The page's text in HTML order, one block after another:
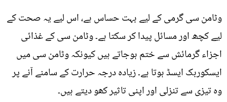
وٹامن سی گرمی کے لیے بہت حساس ہے، اس لیے یہ صحت کے
لیے کچھ اور مسائل پیدا کر سکتا ہے۔ وٹامن سی کے غذائی
اجزاء گرمائش سے ختم ہوجاتے ہیں کیونکہ وٹامن سی میں
ایسکوربک ایسڈ ہوتا ہے۔ زیادہ درجہ حرارت کے سامنے آنے پر
وہ تیزی سے تنزلی اور اپنی تاثیر کھو دیتے ہیں۔